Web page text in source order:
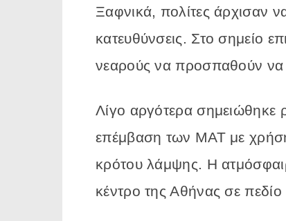
Ξαφνικά, πολίτες άρχισαν
κατευθύνσεις. Στο σημείο
νεαρούς να προσπαθούν
Λίγο αργότερα σημειώθηκε
επέμβαση των ΜΑΤ με
κρότου λάμψης. Η
κέντρο της Αθήνας σε πεδίο